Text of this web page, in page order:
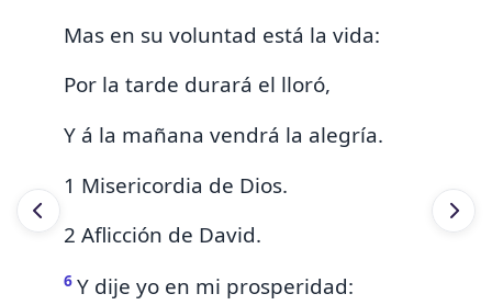
Mas en su voluntad está la vida:
Por la tarde durará el lloró,
Y á la mañana vendrá la alegría.
1 Misericordia de Dios.
2 Aflicción de David.
6 Y dije yo en mi prosperidad: